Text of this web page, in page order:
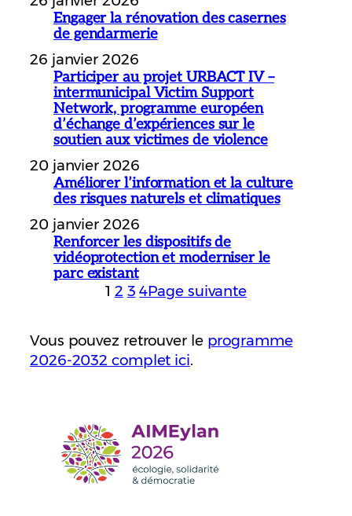
Engager la rénovation des casernes
de gendarmerie
26 janvier 2026
Participer au projet URBACT IV –
intermunicipal Victim Support
Network, programme européen
d’échange d’expériences sur le
soutien aux victimes de violence
20 janvier 2026
Améliorer l’information et la culture
des risques naturels et climatiques
20 janvier 2026
Renforcer les dispositifs de
vidéoprotection et moderniser le
parc existant
1 2 3 4Page suivante
Vous pouvez retrouver le programme
2026-2032 complet ici.